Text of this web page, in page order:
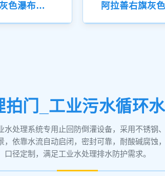
阿拉善右旗城市灰色瀑布液压钢坝
门_工业污水循环
水处理系统专用止回防倒灌设备，采用不锈钢
，依靠水流自动启闭，密封可靠，耐酸碱腐蚀
口径定制，满足工业水处理排水防护需求。